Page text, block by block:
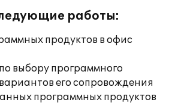
работы:
продуктов в офис
выбору программного
его сопровождения
программных продуктов